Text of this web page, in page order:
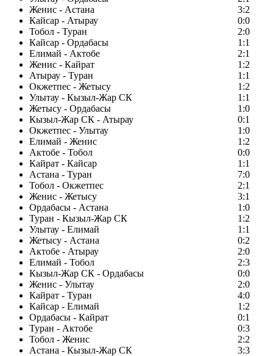
Женис - Астана
3:2
Кайсар - Атырау
0:0
Тобол - Туран
2:0
Кайсар - Ордабасы
1:1
Елимай - Актобе
2:1
Женис - Кайрат
1:2
Атырау - Туран
1:1
Окжетпес - Жетысу
1:2
Улытау - Кызыл-Жар СК
1:1
Жетысу - Ордабасы
1:0
Кызыл-Жар СК - Атырау
0:1
Окжетпес - Улытау
1:0
Елимай - Женис
1:2
Актобе - Тобол
0:0
Кайрат - Кайсар
1:1
Астана - Туран
7:0
Тобол - Окжетпес
2:1
Женис - Жетысу
3:1
Ордабасы - Астана
1:0
Туран - Кызыл-Жар СК
1:2
Улытау - Елимай
1:1
Жетысу - Астана
0:2
Актобе - Атырау
2:0
Елимай - Тобол
2:3
Кызыл-Жар СК - Ордабасы
0:0
Женис - Улытау
2:0
Кайрат - Туран
4:0
Кайсар - Елимай
1:2
Ордабасы - Кайрат
0:1
Туран - Актобе
0:3
Тобол - Женис
2:2
Астана - Кызыл-Жар СК
3:3